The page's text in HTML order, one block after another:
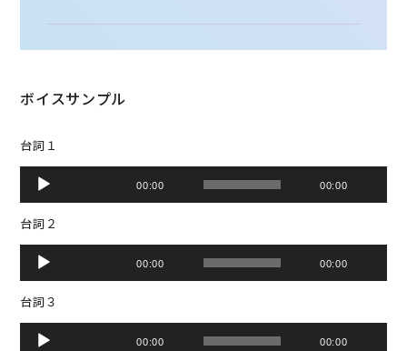
ボイスサンプル
台詞１
レ
ー
ー
00:00 00:00
台詞２
レ
ー
00:00 00:00
台詞３
00:00 00:00